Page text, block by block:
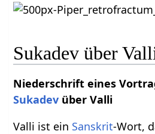
Sukadev über
Niederschrift eines
Sukadev über Valli
Valli ist ein Sanskrit-Wort,